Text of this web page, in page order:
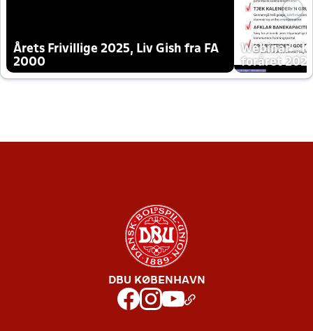
Årets Frivillige 2025, Liv Gish fra FA
2000
Webinar -
foråret
DBU KØBENHAVN